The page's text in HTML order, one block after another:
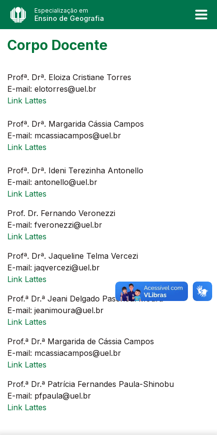
Especialização em
Ensino de Geografia
Corpo Docente
Profª. Drª. Eloiza Cristiane Torres
E-mail: elotorres@uel.br
Link Lattes
Profª. Drª. Margarida Cássia Campos
E-mail: mcassiacampos@uel.br
Link Lattes
Profª. Drª. Ideni Terezinha Antonello
E-mail: antonello@uel.br
Link Lattes
Prof. Dr. Fernando Veronezzi
E-mail: fveronezzi@uel.br
Link Lattes
Profª. Drª. Jaqueline Telma Vercezi
E-mail: jaqvercezi@uel.br
Link Lattes
Prof.ª Dr.ª Jeani Delgado Paschoal Moura
E-mail: jeanimoura@uel.br
Link Lattes
Prof.ª Dr.ª Margarida de Cássia Campos
E-mail: mcassiacampos@uel.br
Link Lattes
Prof.ª Dr.ª Patrícia Fernandes Paula-Shinobu
E-mail: pfpaula@uel.br
Link Lattes